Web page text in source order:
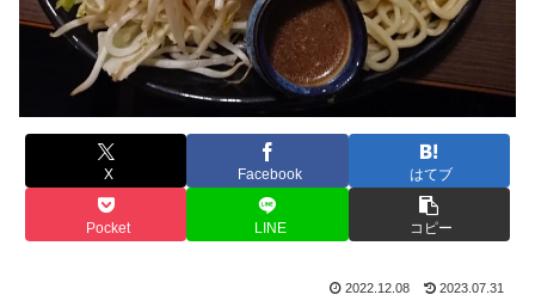
X Facebook はてブ
Pocket LINE コピー
2022.12.08 2023.07.31